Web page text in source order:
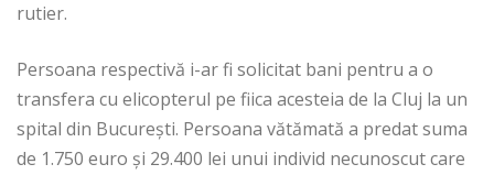
rutier.
Persoana respectivă i-ar fi solicitat bani pentru a o
transfera cu elicopterul pe fiica acesteia de la Cluj la un
spital din București. Persoana vătămată a predat suma
de 1.750 euro și 29.400 lei unui individ necunoscut care